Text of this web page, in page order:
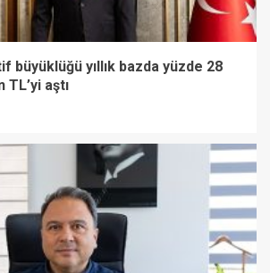
büyüklüğü yıllık bazda yüzde 28
TL’yi aştı